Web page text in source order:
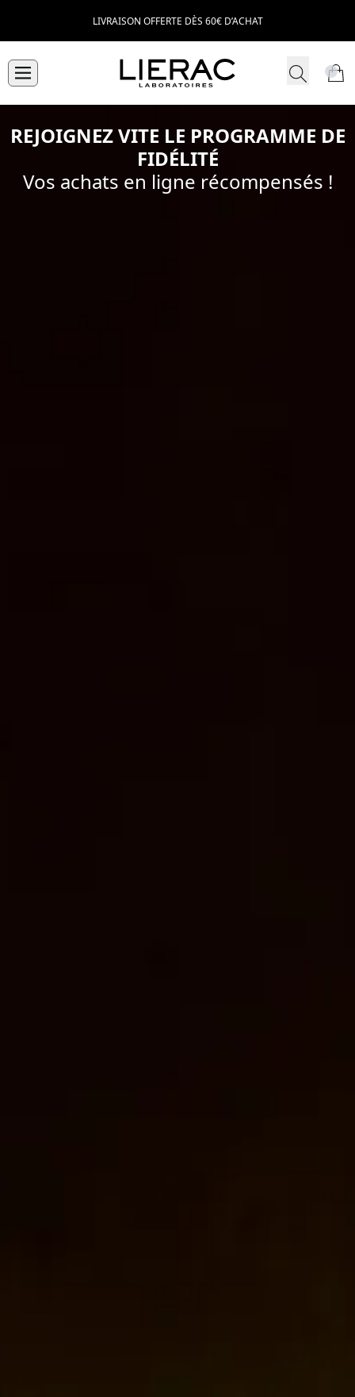
LIVRAISON OFFERTE DÈS 60€ D’ACHAT
REJOIGNEZ VITE LE PROGRAMME DE
FIDÉLITÉ
Vos achats en ligne récompensés !​